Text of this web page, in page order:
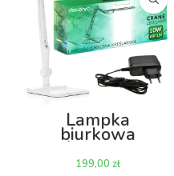
Lampka
biurkowa
kreślarska LED
Crane 10W z
zł